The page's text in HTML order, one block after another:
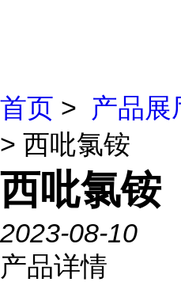
首页 > 产品展
> 西吡氯铵
西吡氯铵
2023-08-10
产品详情